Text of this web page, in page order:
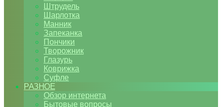
Штрудель
Шарлотка
Манник
Запеканка
Пончики
Творожник
Глазурь
Коврижка
Суфле
РАЗНОЕ
Обзор интернета
Бытовые вопросы